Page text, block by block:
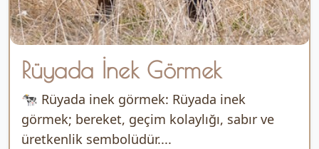
Rüyada İnek Görmek
🐄 Rüyada inek görmek: Rüyada inek
görmek; bereket, geçim kolaylığı, sabır ve
üretkenlik sembolüdür....